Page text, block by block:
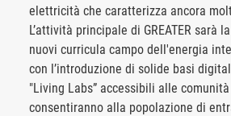
elettricità che caratterizza ancora
L’attività principale di GREATER sarà
nuovi curricula campo dell'energia
con l’introduzione di solide basi
"Living Labs” accessibili alle
consentiranno alla popolazione di